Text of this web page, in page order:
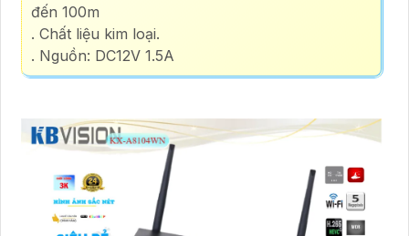
đến 100m
. Chất liệu kim loại.
. Nguồn: DC12V 1.5A